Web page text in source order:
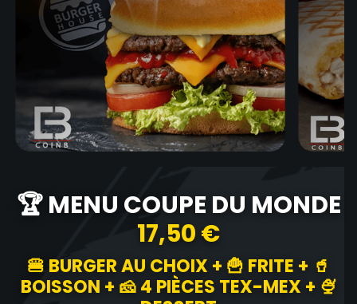
🏆 MENU COUPE DU MONDE
17,50 €
🍔 BURGER AU CHOIX + 🍟 FRITE + 🥤
BOISSON + 🧀 4 PIÈCES TEX-MEX + 🍨